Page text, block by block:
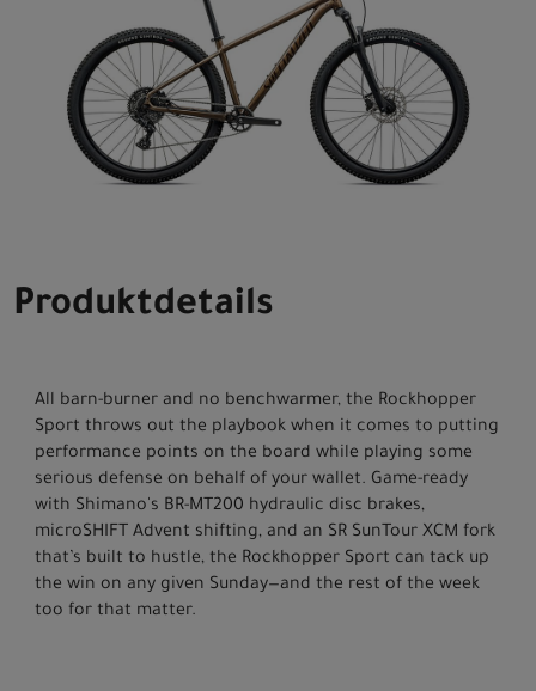
Produktdetails
All barn-burner and no benchwarmer, the Rockhopper
Sport throws out the playbook when it comes to putting
performance points on the board while playing some
serious defense on behalf of your wallet. Game-ready
with Shimano's BR-MT200 hydraulic disc brakes,
microSHIFT Advent shifting, and an SR SunTour XCM fork
that’s built to hustle, the Rockhopper Sport can tack up
the win on any given Sunday—and the rest of the week
too for that matter.